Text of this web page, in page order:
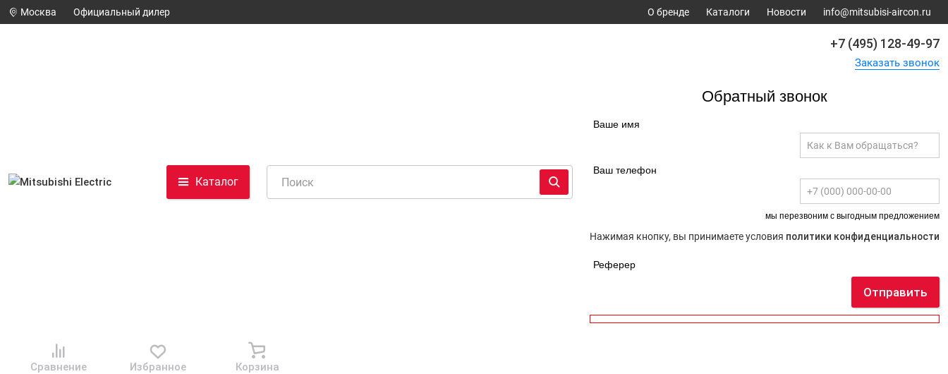
Москва Официальный дилер О бренде Каталоги Новости info@mitsubisi-aircon.ru
Каталог
+7 (495) 128-49-97
Заказать звонок
Обратный звонок
Ваше имя
Ваш телефон
мы перезвоним с выгодным предложением
Нажимая кнопку, вы принимаете условия политики конфиденциальности
Реферер
Отправить
Сравнение Избранное Корзина